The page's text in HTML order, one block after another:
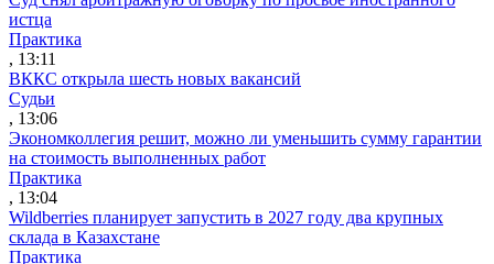
истца
Практика
, 13:11
ВККС открыла шесть новых вакансий
Судьи
, 13:06
Экономколлегия решит, можно ли уменьшить сумму гарантии
на стоимость выполненных работ
Практика
, 13:04
Wildberries планирует запустить в 2027 году два крупных
склада в Казахстане
Практика